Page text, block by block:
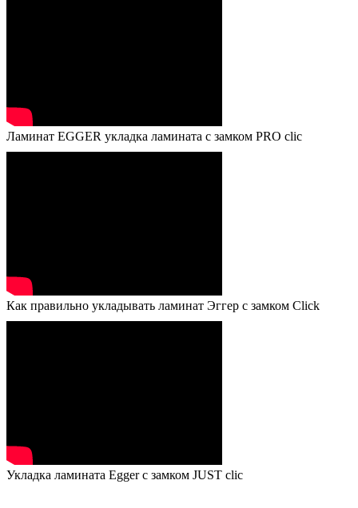
Ламинат EGGER укладка ламината с замком PRO clic
Как правильно укладывать ламинат Эггер с замком Click
Укладка ламината Egger с замком JUST clic